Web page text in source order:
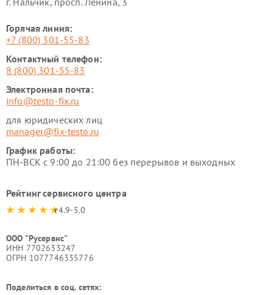
Горячая линия:
+7 (800) 301-55-83
Контактный телефон:
8 (800) 301-55-83
Электронная почта:
info@testo-fix.ru
для юридических лиц
manager@fix-testo.ru
График работы:
ПН-ВСК с 9:00 до 21:00 без перерывов и выходных
Рейтинг сервисного центра
4.9-5.0
ООО "Русервис"
ИНН 7702633247
ОГРН 1077746335776
Поделиться в соц. сетях: